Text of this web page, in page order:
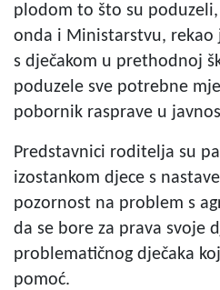
plodom to što su
onda i Ministarstvu, rekao
s dječakom u prethodnoj
poduzele sve potrebne
pobornik rasprave u
Predstavnici roditelja su
izostankom djece s
pozornost na problem s
da se bore za prava svoje
problematičnog dječaka
pomoć.